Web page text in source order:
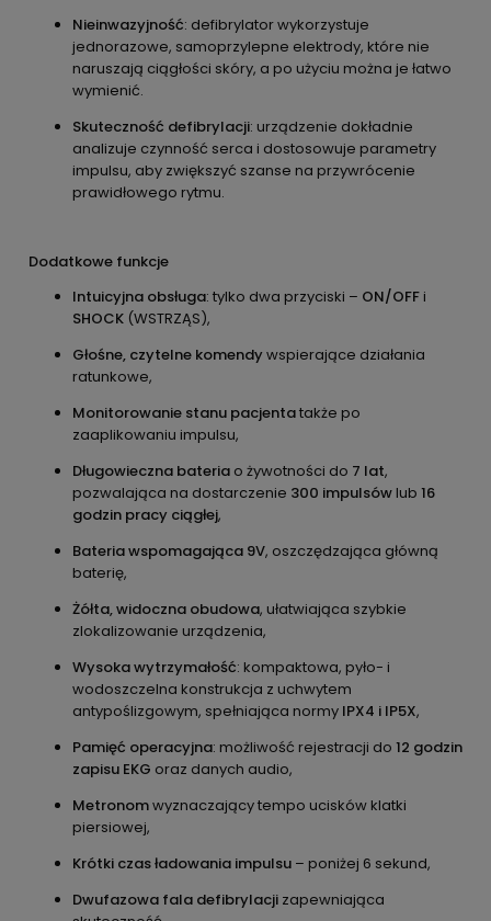
Nieinwazyjność: defibrylator wykorzystuje
jednorazowe, samoprzylepne elektrody, które nie
naruszają ciągłości skóry, a po użyciu można je łatwo
wymienić.
Skuteczność defibrylacji: urządzenie dokładnie
analizuje czynność serca i dostosowuje parametry
impulsu, aby zwiększyć szanse na przywrócenie
prawidłowego rytmu.
Dodatkowe funkcje
Intuicyjna obsługa: tylko dwa przyciski – ON/OFF i
SHOCK (WSTRZĄS),
Głośne, czytelne komendywspierające działania
ratunkowe,
Monitorowanie stanu pacjentatakże po
zaaplikowaniu impulsu,
Długowieczna bateria o żywotności do 7 lat,
pozwalająca na dostarczenie 300 impulsów lub 16
godzin pracy ciągłej,
Bateria wspomagająca 9V, oszczędzająca główną
baterię,
Żółta, widoczna obudowa, ułatwiająca szybkie
zlokalizowanie urządzenia,
Wysoka wytrzymałość: kompaktowa, pyło- i
wodoszczelna konstrukcja z uchwytem
antypoślizgowym, spełniająca normy IPX4 i IP5X,
Pamięć operacyjna: możliwość rejestracji do 12 godzin
zapisu EKG oraz danych audio,
Metronomwyznaczający tempo ucisków klatki
piersiowej,
Krótki czas ładowania impulsu – poniżej 6 sekund,
Dwufazowa fala defibrylacji zapewniająca